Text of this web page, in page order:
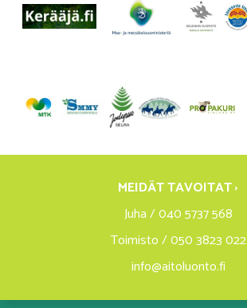
MEIDÄT TAVOITAT ›
Juha / 040 5737 568
Toimisto / 050 3823 022
info@aitoluonto.fi